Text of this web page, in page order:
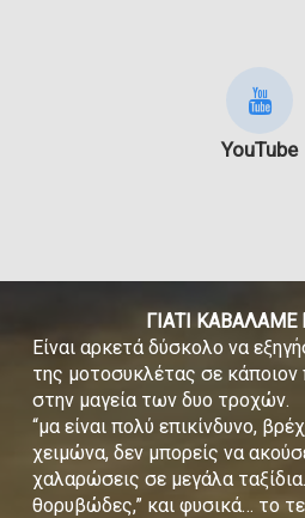
YouTube
ΓΙΑΤΙ
Είναι αρκετά δύσκολο να
της μοτοσυκλέτας σε κάποιον
στην μαγεία των δυο τροχών.
“μα είναι πολύ επικίνδυνο,
χειμώνα, δεν μπορείς να
χαλαρώσεις σε μεγάλα
θορυβώδες,” και φυσικά… το